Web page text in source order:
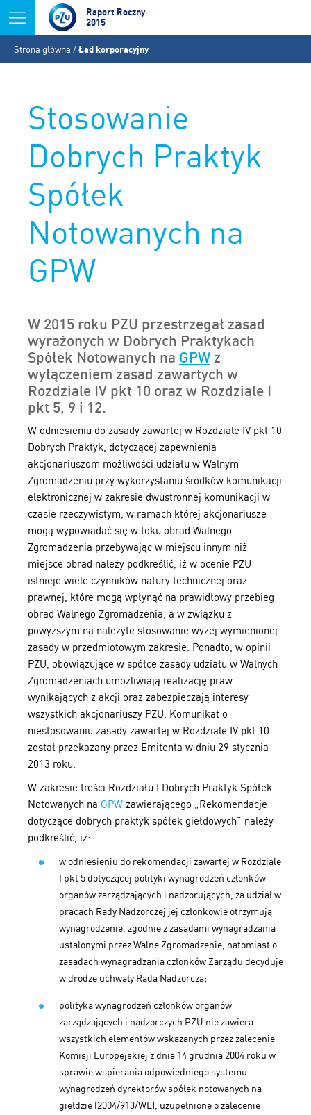
Jump to navigation
Raport Roczny
2015
Jesteś
tutaj
Strona główna /Ład korporacyjny
Stosowanie
Dobrych Praktyk
Spółek
Notowanych na
GPW
W 2015 roku PZU przestrzegał zasad
wyrażonych w Dobrych Praktykach
Spółek Notowanych na GPW z
wyłączeniem zasad zawartych w
Rozdziale IV pkt 10 oraz w Rozdziale I
pkt 5, 9 i 12.
W odniesieniu do zasady zawartej w Rozdziale IV pkt 10
Dobrych Praktyk, dotyczącej zapewnienia
akcjonariuszom możliwości udziału w Walnym
Zgromadzeniu przy wykorzystaniu środków komunikacji
elektronicznej w zakresie dwustronnej komunikacji w
czasie rzeczywistym, w ramach której akcjonariusze
mogą wypowiadać się w toku obrad Walnego
Zgromadzenia przebywając w miejscu innym niż
miejsce obrad należy podkreślić, iż w ocenie PZU
istnieje wiele czynników natury technicznej oraz
prawnej, które mogą wpłynąć na prawidłowy przebieg
obrad Walnego Zgromadzenia, a w związku z
powyższym na należyte stosowanie wyżej wymienionej
zasady w przedmiotowym zakresie. Ponadto, w opinii
PZU, obowiązujące w spółce zasady udziału w Walnych
Zgromadzeniach umożliwiają realizację praw
wynikających z akcji oraz zabezpieczają interesy
wszystkich akcjonariuszy PZU. Komunikat o
niestosowaniu zasady zawartej w Rozdziale IV pkt 10
został przekazany przez Emitenta w dniu 29 stycznia
2013 roku.
W zakresie treści Rozdziału I Dobrych Praktyk Spółek
Notowanych na GPW zawierającego „Rekomendacje
dotyczące dobrych praktyk spółek giełdowych” należy
podkreślić, iż:
w odniesieniu do rekomendacji zawartej w Rozdziale
I pkt 5 dotyczącej polityki wynagrodzeń członków
organów zarządzających i nadzorujących, za udział w
pracach Rady Nadzorczej jej członkowie otrzymują
wynagrodzenie, zgodnie z zasadami wynagradzania
ustalonymi przez Walne Zgromadzenie, natomiast o
zasadach wynagradzania członków Zarządu decyduje
w drodze uchwały Rada Nadzorcza;
polityka wynagrodzeń członków organów
zarządzających i nadzorczych PZU nie zawiera
wszystkich elementów wskazanych przez zalecenie
Komisji Europejskiej z dnia 14 grudnia 2004 roku w
sprawie wspierania odpowiedniego systemu
wynagrodzeń dyrektorów spółek notowanych na
giełdzie (2004/913/WE), uzupełnione o zalecenie